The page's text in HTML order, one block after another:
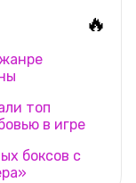
🔥
топ
в игре
боксов с